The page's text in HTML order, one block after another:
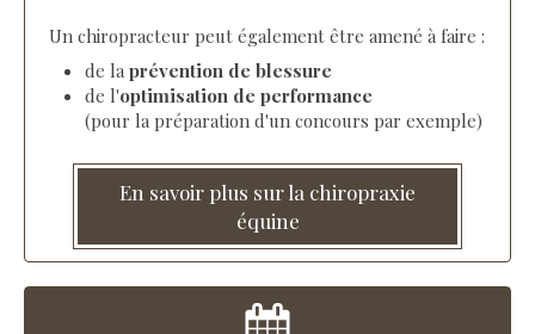
Un chiropracteur peut également être amené à faire :
de la prévention de blessure
de l'optimisation de performance
(pour la préparation d'un concours par exemple)
En savoir plus sur la chiropraxie
équine